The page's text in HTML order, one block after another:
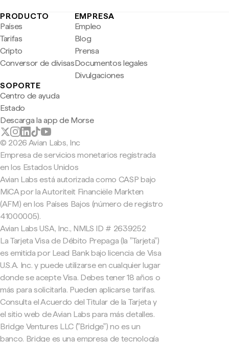
PRODUCTO
Países
Tarifas
Cripto
Conversor de divisas
EMPRESA
Empleo
Blog
Prensa
Documentos legales
Divulgaciones
SOPORTE
Centro de ayuda
Estado
Descarga la app de Morse
© 2026 Avian Labs, Inc
Empresa de servicios monetarios registrada
en los Estados Unidos
Avian Labs está autorizada como CASP bajo
MiCA por la Autoriteit Financiële Markten
(AFM) en los Países Bajos (número de registro
41000005).
Avian Labs USA, Inc., NMLS ID # 2639252
La Tarjeta Visa de Débito Prepaga (la "Tarjeta")
es emitida por Lead Bank bajo licencia de Visa
U.S.A. Inc. y puede utilizarse en cualquier lugar
donde se acepte Visa. Debes tener 18 años o
más para solicitarla. Pueden aplicarse tarifas.
Consulta el Acuerdo del Titular de la Tarjeta y
el sitio web de Avian Labs para más detalles.
Bridge Ventures LLC ("Bridge") no es un
banco. Bridge es una empresa de tecnología